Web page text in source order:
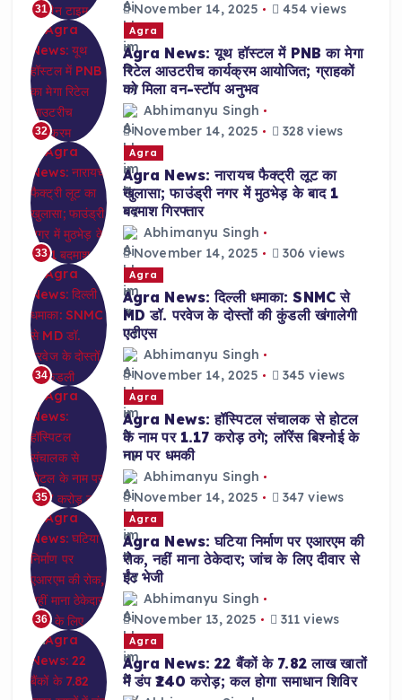
31
November 14, 2025
454 views
32
Agra
Agra News: यूथ हॉस्टल में PNB का मेगा
रिटेल आउटरीच कार्यक्रम आयोजित; ग्राहकों
को मिला वन-स्टॉप अनुभव
Abhimanyu Singh
November 14, 2025
328 views
33
Agra
Agra News: नारायच फैक्ट्री लूट का
खुलासा; फाउंड्री नगर में मुठभेड़ के बाद 1
बदमाश गिरफ्तार
Abhimanyu Singh
November 14, 2025
306 views
34
Agra
Agra News: दिल्ली धमाका: SNMC से
MD डॉ. परवेज के दोस्तों की कुंडली खंगालेगी
एटीएस
Abhimanyu Singh
November 14, 2025
345 views
35
Agra
Agra News: हॉस्पिटल संचालक से होटल
के नाम पर 1.17 करोड़ ठगे; लॉरेंस बिश्नोई के
नाम पर धमकी
Abhimanyu Singh
November 14, 2025
347 views
36
Agra
Agra News: घटिया निर्माण पर एआरएम की
रोक, नहीं माना ठेकेदार; जांच के लिए दीवार से
ईंट भेजी
Abhimanyu Singh
November 13, 2025
311 views
Agra
Agra News: 22 बैंकों के 7.82 लाख खातों
में डंप ₹240 करोड़; कल होगा समाधान शिविर